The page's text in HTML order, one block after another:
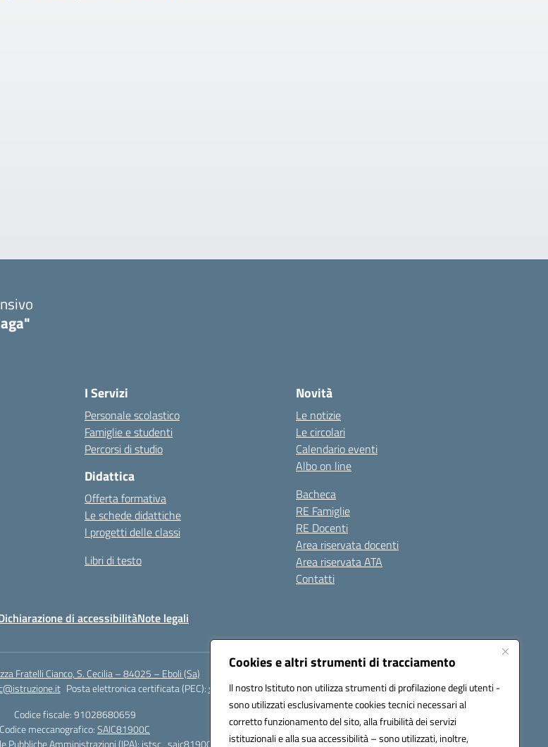
Cookies e altri strumenti di tracciamento
Il nostro Istituto non utilizza strumenti di profilazione degli utenti -
sono utilizzati esclusivamente cookies tecnici necessari al
corretto funzionamento del sito, alla fruibilità dei servizi
istituzionali e alla sua accessibilità – sono utilizzati, inoltre,
I Servizi
Personale scolastico
Famiglie e studenti
Percorsi di studio
Didattica
Offerta formativa
Le schede didattiche
I progetti delle classi
Libri di testo
Novità
Le notizie
Le circolari
Calendario eventi
Albo on line
Bacheca
RE Famiglie
RE Docenti
Area riservata docenti
Area riservata ATA
Contatti
di accessibilitàNote legali
Fratelli Cianco, S. Cecilia – 84025 – Eboli (Sa)
Posta elettronica certificata (PEC):saic81900c@pec.istruzione.it
Codice fiscale: 91028680659
Codice meccanografico:SAIC81900C
Pubbliche Amministrazioni (IPA): istsc_saic81900c